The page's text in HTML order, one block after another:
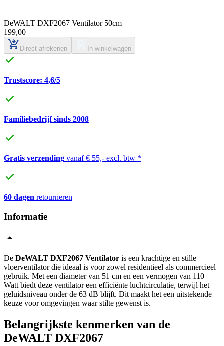
DeWALT DXF2067 Ventilator 50cm
199,00
Direct afrekenen In winkelwagen
Trustscore: 4,6/5
Familiebedrijf sinds 2008
Gratis verzending vanaf € 55,- excl. btw *
60 dagen retourneren
Informatie
De DeWALT DXF2067 Ventilator is een krachtige en stille
vloerventilator die ideaal is voor zowel residentieel als commercieel
gebruik. Met een diameter van 51 cm en een vermogen van 110
Watt biedt deze ventilator een efficiënte luchtcirculatie, terwijl het
geluidsniveau onder de 63 dB blijft. Dit maakt het een uitstekende
keuze voor omgevingen waar stilte gewenst is.
Belangrijkste kenmerken van de
DeWALT DXF2067